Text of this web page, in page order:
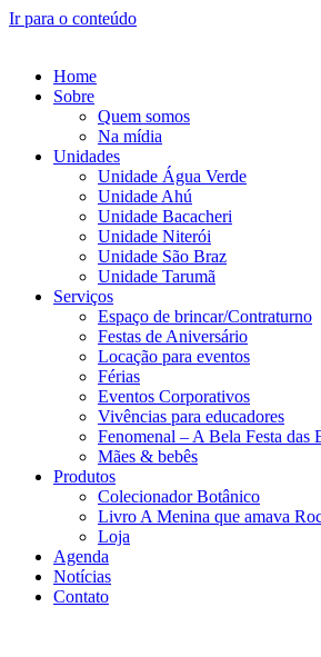
Ir para o conteúdo
Home
Sobre
Quem somos
Na mídia
Unidades
Unidade Água Verde
Unidade Ahú
Unidade Bacacheri
Unidade Niterói
Unidade São Braz
Unidade Tarumã
Serviços
Espaço de brincar/Contraturno
Festas de Aniversário
Locação para eventos
Férias
Eventos Corporativos
Vivências para educadores
Fenomenal – A Bela Festa das
Mães & bebês
Produtos
Colecionador Botânico
Livro A Menina que amava
Loja
Agenda
Notícias
Contato